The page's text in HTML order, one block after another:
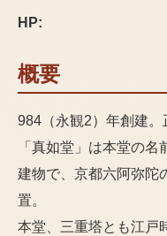
HP:
概要
984（永観2）年創建。
「真如堂」は本堂の
建物で、京都六阿弥陀
置。
本堂、三重塔とも江戸